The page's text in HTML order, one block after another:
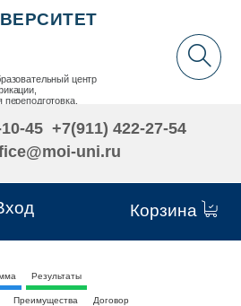
Корзина
центр
45 +7(911) 422-27-54
uni.ru
Результаты
Преимущества Договор